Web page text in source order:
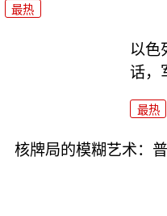
最热
以色
话，
最热
核牌局的模糊艺术：